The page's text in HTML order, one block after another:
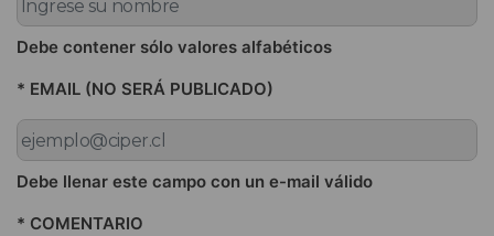
Debe contener sólo valores alfabéticos
* EMAIL (NO SERÁ PUBLICADO)
Debe llenar este campo con un e-mail válido
* COMENTARIO